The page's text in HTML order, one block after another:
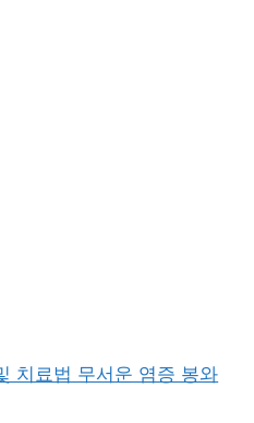
치료법 무서운 염증 봉와